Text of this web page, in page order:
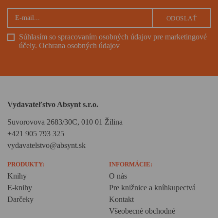
Súhlasím so spracovaním osobných údajov pre marketingové
účely. Ochrana osobných údajov
ODOSLAŤ
Vydavateľstvo Absynt s.r.o.
Suvorovova 2683/30C, 010 01 Žilina
+421 905 793 325
vydavatelstvo@absynt.sk
PRODUKTY:
Knihy
E-knihy
Darčeky
INFORMÁCIE:
O nás
Pre knižnice a kníhkupectvá
Kontakt
Všeobecné obchodné